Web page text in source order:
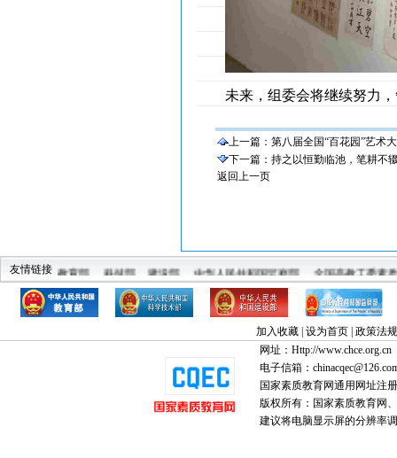
未来，组委会将继续努力
上一篇： 第八届全国“百花园”艺术
下一篇： 持之以恒勤临池，笔耕不
返回上一页
友情链接 教育部 科技部 建设部 中华人民共和国监察部
全国高教工委素
中国教育
加入收藏| 设为首页| 政策法规
网址：Http://www.chce.org.cn
电子信箱：
国家素质教育网通用网址注
版权所有：国家素质教育网
建议将电脑显示屏的分辨率